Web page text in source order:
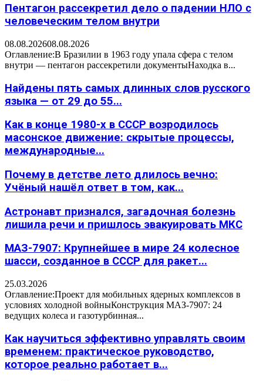
Пентагон рассекретил дело о падении НЛО с
человеческим телом внутри
08.08.202608.08.2026
Оглавление:В Бразилии в 1963 году упала сфера с телом
внутри — пентагон рассекретили документыНаходка в...
Найдены пять самых длинных слов русского
языка — от 29 до 55...
Как в конце 1980-х в СССР возродилось
масонское движение: скрытые процессы,
международные...
Почему в детстве лето длилось вечно:
Учёный нашёл ответ в том, как...
Астронавт признался, загадочная болезнь
лишила речи и пришлось эвакуировать МКС
МАЗ-7907: Крупнейшее в мире 24 колесное
шасси, созданное в СССР для ракет...
25.03.2026
Оглавление:Проект для мобильных ядерных комплексов в
условиях холодной войныКонструкция МАЗ-7907: 24
ведущих колеса и газотурбинная...
Как научиться эффективно управлять своим
временем: практическое руководство,
которое реально работает в...